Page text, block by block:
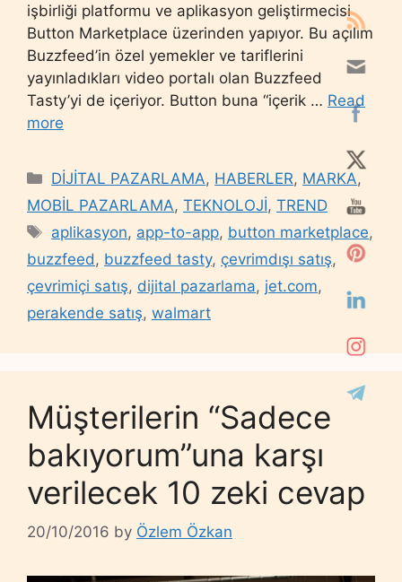
işbirliği platformu ve aplikasyon geliştirmecisi
Button Marketplace üzerinden yapıyor. Bu açılım
Buzzfeed’in özel yemekler ve tariflerini
yayınladıkları video portalı olan Buzzfeed
Tasty’yi de içeriyor. Button buna “içerik … Read
more
Categories
DİJİTAL PAZARLAMA, HABERLER, MARKA,
MOBİL PAZARLAMA, TEKNOLOJİ, TREND
Tags
aplikasyon, app-to-app, button marketplace,
buzzfeed , buzzfeed tasty, çevrimdışı satış,
çevrimiçi satış, dijital pazarlama, jet.com,
perakende satış, walmart
Müşterilerin “Sadece
bakıyorum”una karşı
verilecek 10 zeki cevap
20/10/2016 by Özlem Özkan